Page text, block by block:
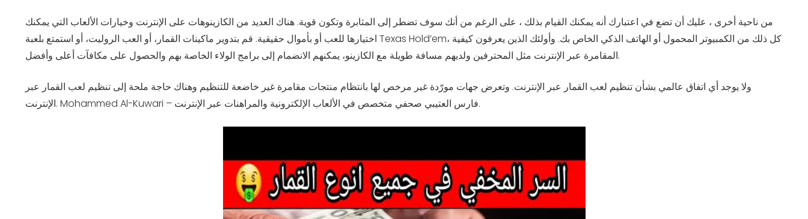
من ناحية أخرى ، عليك أن تضع في اعتبارك أنه يمكنك القيام بذلك ، على الرغم من أنك سوف تضطر إلى المثابرة وتكون قوية. هناك العديد من الكازينوهات على الإنترنت وخيارات الألعاب التي يمكنك
اختيارها للعب أو بأموال حقيقية. قم بتدوير ماكينات القمار، أو العب الروليت، أو استمتع بلعبة Texas Hold’em، كل ذلك من الكمبيوتر المحمول أو الهاتف الذكي الخاص بك. وأولئك الذين يعرفون كيفية
المقامرة عبر الإنترنت مثل المحترفين ولديهم مسافة طويلة مع الكازينو، يمكنهم الانضمام إلى برامج الولاء الخاصة بهم والحصول على مكافآت أعلى وأفضل.
ولا يوجد أي اتفاق عالمي بشأن تنظيم لعب القمار عبر الإنترنت. وتعرض جهات مورّدة غير مرخص لها بانتظام منتجات مقامرة غير خاضعة للتنظيم وهناك حاجة ملحة إلى تنظيم لعب القمار عبر
الإنترنت. Mohammed Al-Kuwari – فارس العتيبي صحفي متخصص في الألعاب الإلكترونية والمراهنات عبر الإنترنت.